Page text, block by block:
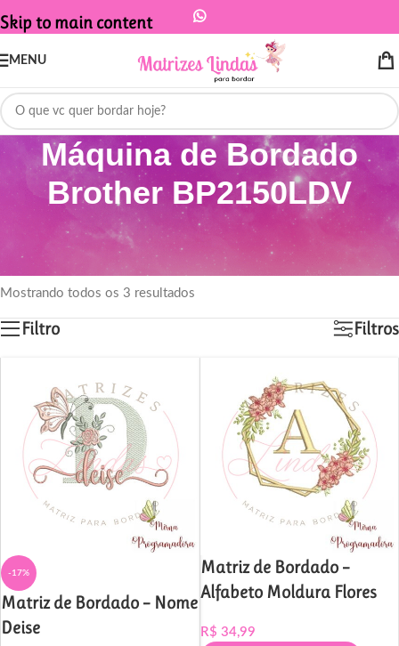
Skip to main content
MENU
Máquina de Bordado
Brother BP2150LDV
Início
Produtos marcados com a tag “Máquina de Bordado Brother
BP2150LDV”
Mostrando todos os 3 resultados
Filtro Filtros
-17%
Matriz de Bordado – Nome
Deise
Matriz de Bordado –
Alfabeto Moldura Flores
R$ 34,99